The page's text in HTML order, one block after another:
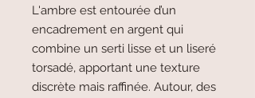
L'ambre est entourée d’un
encadrement en argent qui
combine un serti lisse et un liseré
torsadé, apportant une texture
discrète mais raffinée. Autour, des